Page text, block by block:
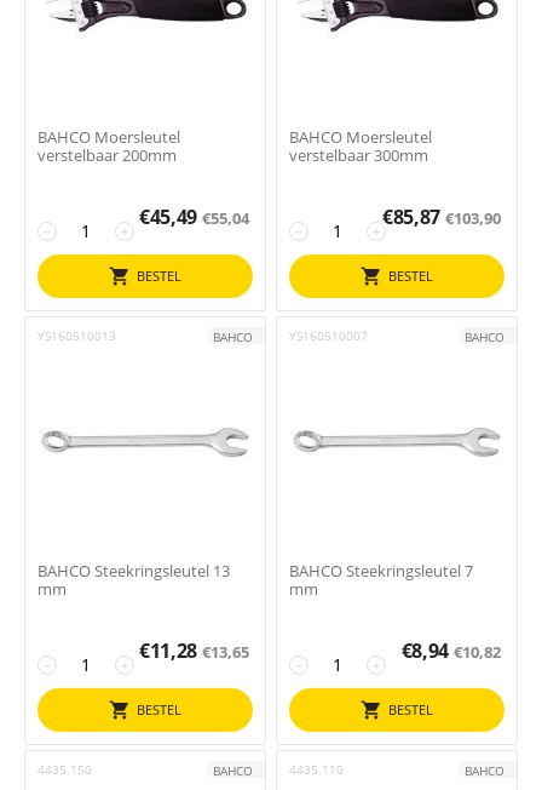
BAHCO Moersleutel
verstelbaar 200mm
+
−
€45,49 €55,04
BESTEL
BAHCO Moersleutel
verstelbaar 300mm
+
−
€85,87 €103,90
BESTEL
YS160510013 BAHCO
BAHCO Steekringsleutel 13
mm
+
−
€11,28 €13,65
BESTEL
YS160510007 BAHCO
BAHCO Steekringsleutel 7
mm
+
−
€8,94 €10,82
BESTEL
4435.150 BAHCO 4435.110 BAHCO